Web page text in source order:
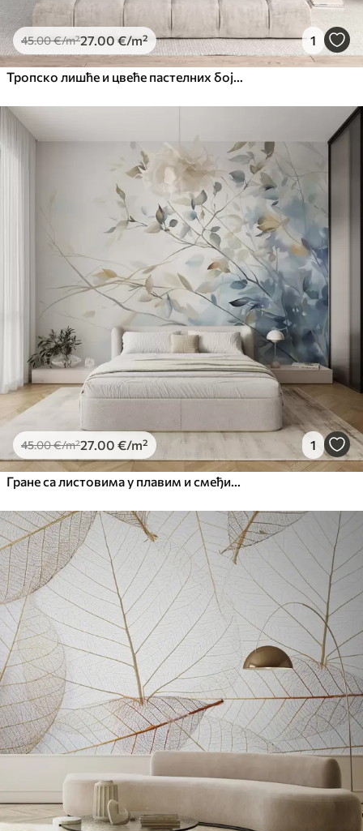
45.00€/m²27.00 €/m² 1
Тропско лишће и цвеће пастелних боја, са светло зеленим, кремастим и суптилним ружичастим
45.00€/m²27.00 €/m² 1
Гране са листовима у плавим и смеђим тоновима, светле позадине, меке и нежне, акварел стил